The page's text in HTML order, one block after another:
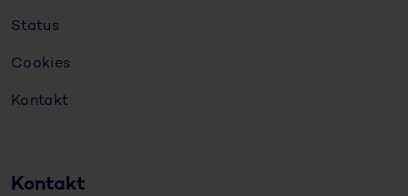
Status
Cookies
Kontakt
Kontakt